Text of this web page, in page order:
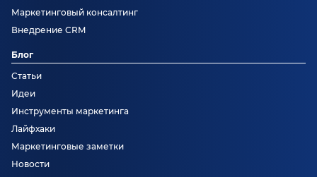
Маркетинговый консалтинг
Внедрение CRM
Блог
Статьи
Идеи
Инструменты маркетинга
Лайфхаки
Маркетинговые заметки
Новости